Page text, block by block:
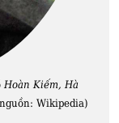
Hoàn Kiếm, Hà
Wikipedia)